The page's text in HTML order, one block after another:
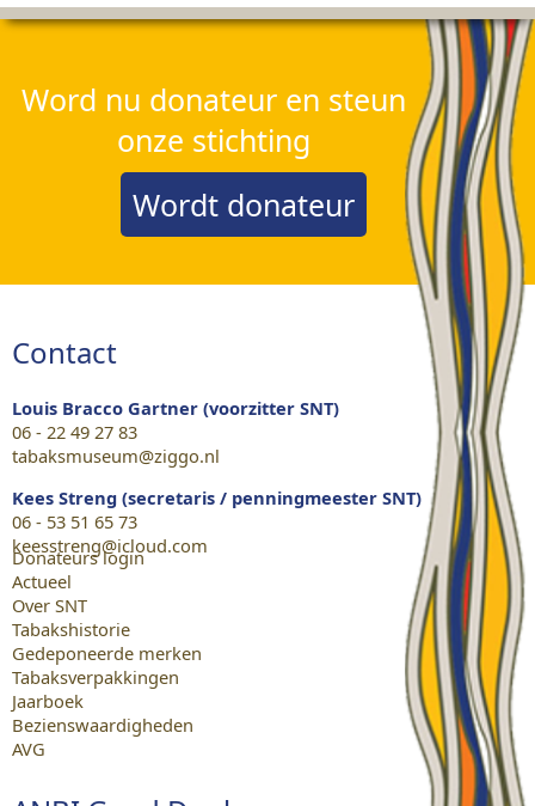
Word nu donateur en steun
onze stichting
Wordt donateur
Contact
Louis Bracco Gartner (voorzitter SNT)
06 - 22 49 27 83
tabaksmuseum@ziggo.nl
Kees Streng (secretaris / penningmeester SNT)
06 - 53 51 65 73
keesstreng@icloud.com
Donateurs login
Actueel
Over SNT
Tabakshistorie
Gedeponeerde merken
Tabaksverpakkingen
Jaarboek
Bezienswaardigheden
AVG